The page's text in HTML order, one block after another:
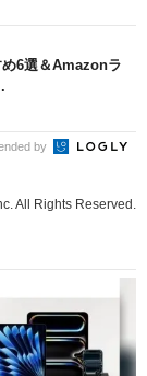
め6選＆Amazonラ
by
All Rights Reserved.